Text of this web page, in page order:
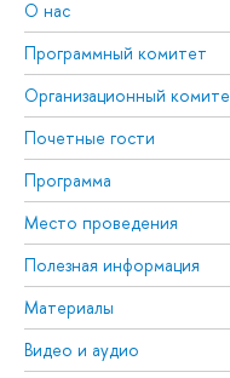
О нас
Программный комитет
Организационный
Почетные гости
Программа
Место проведения
Полезная информация
Материалы
Видео и аудио